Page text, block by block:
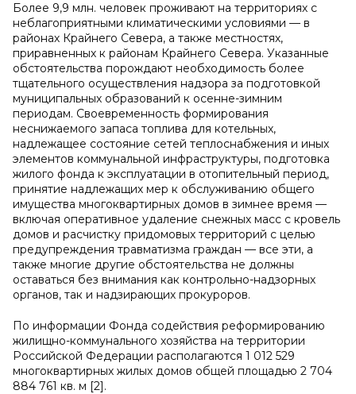
Более 9,9 млн. человек проживают на территориях с
неблагоприятными климатическими условиями — в
районах Крайнего Севера, а также местностях,
приравненных к районам Крайнего Севера. Указанные
обстоятельства порождают необходимость более
тщательного осуществления надзора за подготовкой
муниципальных образований к осенне-зимним
периодам. Своевременность формирования
неснижаемого запаса топлива для котельных,
надлежащее состояние сетей теплоснабжения и иных
элементов коммунальной инфраструктуры, подготовка
жилого фонда к эксплуатации в отопительный период,
принятие надлежащих мер к обслуживанию общего
имущества многоквартирных домов в зимнее время —
включая оперативное удаление снежных масс с кровель
домов и расчистку придомовых территорий с целью
предупреждения травматизма граждан — все эти, а
также многие другие обстоятельства не должны
оставаться без внимания как контрольно-надзорных
органов, так и надзирающих прокуроров.
По информации Фонда содействия реформированию
жилищно-коммунального хозяйства на территории
Российской Федерации располагаются 1 012 529
многоквартирных жилых домов общей площадью 2 704
884 761 кв. м [2].